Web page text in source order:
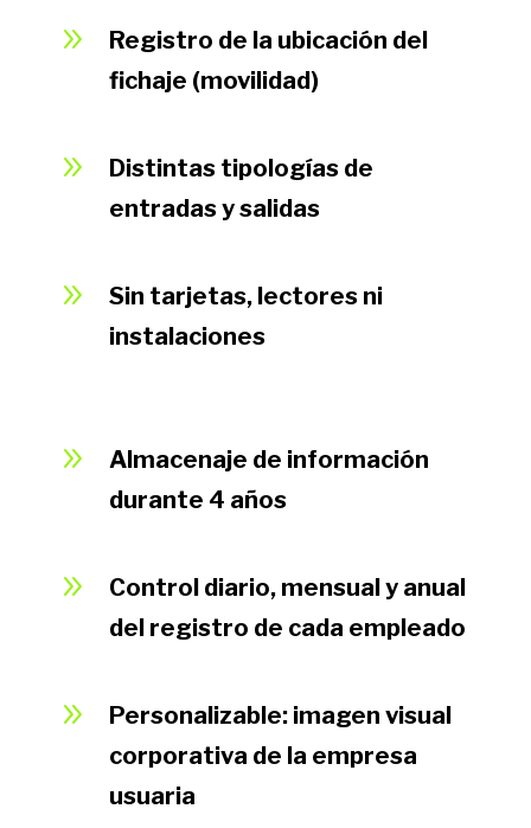
9
Registro de la ubicación del
fichaje (movilidad)
9
Distintas tipologías de
entradas y salidas
9
Sin tarjetas, lectores ni
instalaciones
9
Almacenaje de información
durante 4 años
9
Control diario, mensual y anual
del registro de cada empleado
9
Personalizable: imagen visual
corporativa de la empresa
usuaria